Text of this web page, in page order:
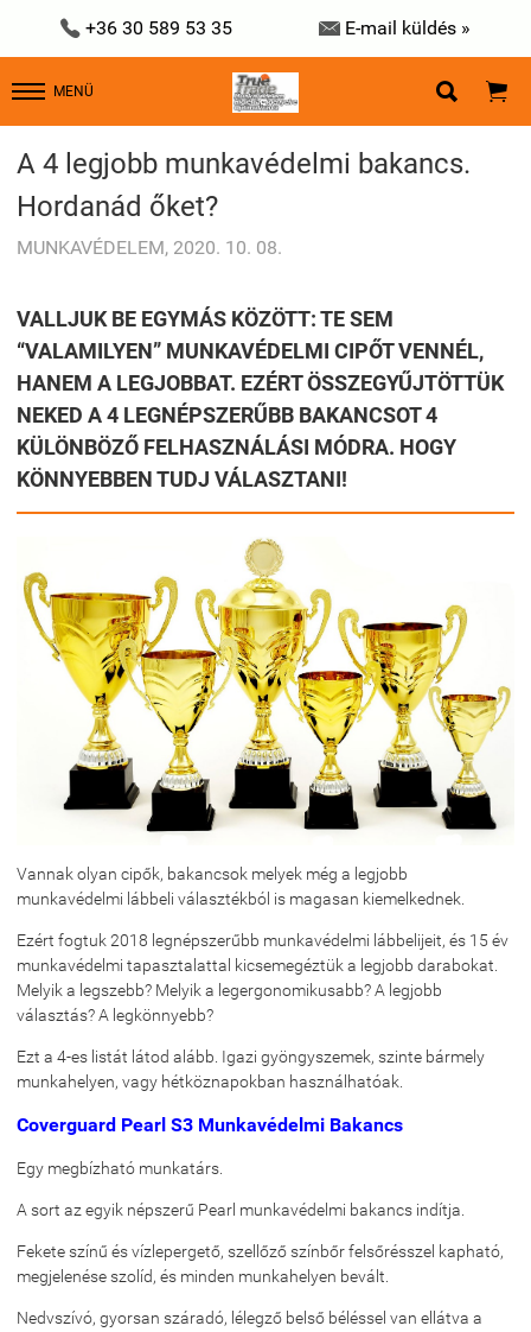
 +36 30 589 53 35  E-mail küldés »
MENÜ  
A 4 legjobb munkavédelmi bakancs.
Hordanád őket?
MUNKAVÉDELEM, 2020. 10. 08.
VALLJUK BE EGYMÁS KÖZÖTT: TE SEM
“VALAMILYEN” MUNKAVÉDELMI CIPŐT VENNÉL,
HANEM A LEGJOBBAT. EZÉRT ÖSSZEGYŰJTÖTTÜK
NEKED A 4 LEGNÉPSZERŰBB BAKANCSOT 4
KÜLÖNBÖZŐ FELHASZNÁLÁSI MÓDRA. HOGY
KÖNNYEBBEN TUDJ VÁLASZTANI!
Vannak olyan cipők, bakancsok melyek még a legjobb
munkavédelmi lábbeli választékból is magasan kiemelkednek.
Ezért fogtuk 2018 legnépszerűbb munkavédelmi lábbelijeit, és 15 év
munkavédelmi tapasztalattal kicsemegéztük a legjobb darabokat.
Melyik a legszebb? Melyik a legergonomikusabb? A legjobb
választás? A legkönnyebb?
Ezt a 4-es listát látod alább. Igazi gyöngyszemek, szinte bármely
munkahelyen, vagy hétköznapokban használhatóak.
Coverguard Pearl S3 Munkavédelmi Bakancs
Egy megbízható munkatárs.
A sort az egyik népszerű Pearl munkavédelmi bakancs indítja.
Fekete színű és vízlepergető, szellőző színbőr felsőrésszel kapható,
megjelenése szolíd, és minden munkahelyen bevált.
Nedvszívó, gyorsan száradó, lélegző belső béléssel van ellátva a